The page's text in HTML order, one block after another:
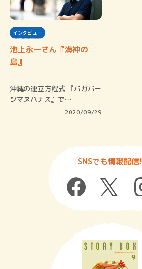
インタビュー
池上永一さん『海神の
島』
沖縄の連立方程式 『バガパー
ジマヌパナス』で…
2020/09/29
SNSでも情報配信!